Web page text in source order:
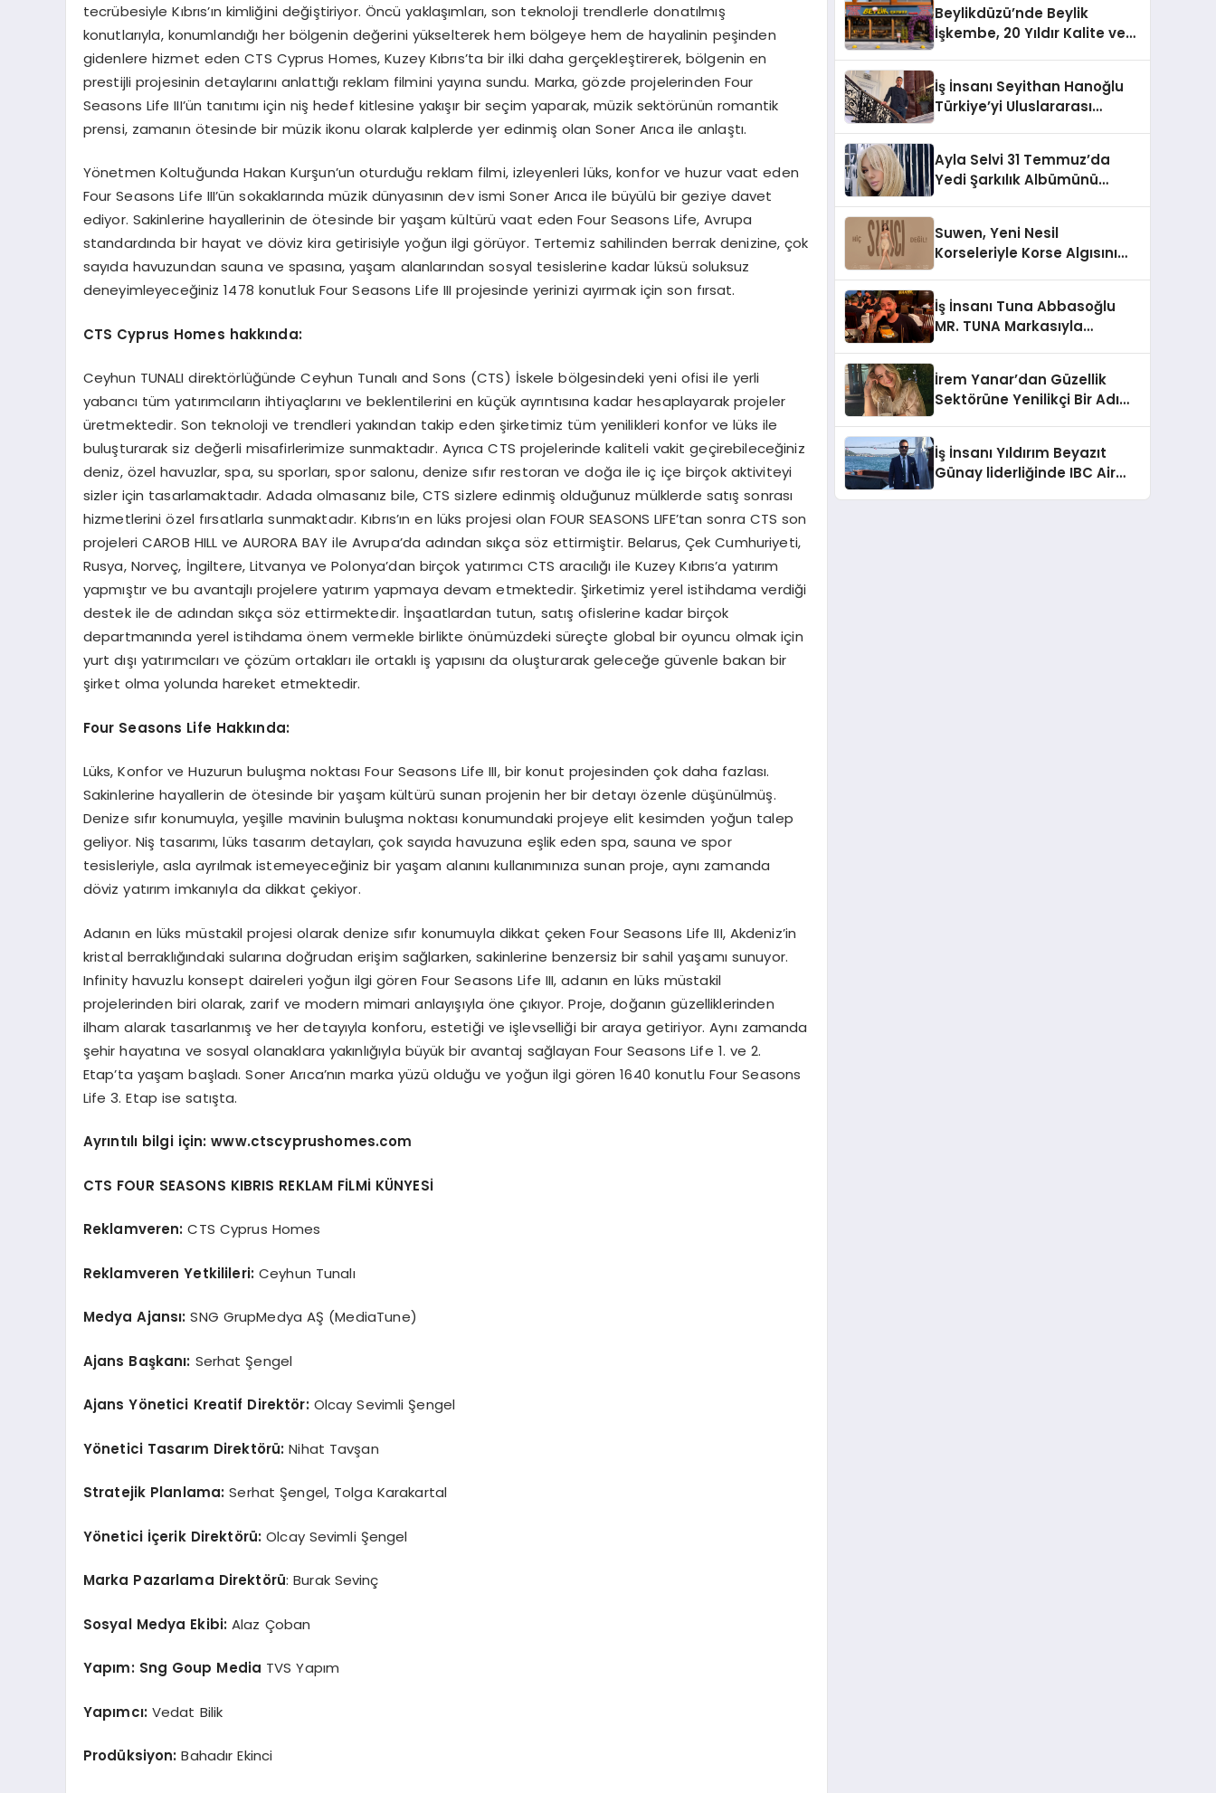
tecrübesiyle Kıbrıs’ın kimliğini değiştiriyor. Öncü yaklaşımları, son teknoloji trendlerle donatılmış
konutlarıyla, konumlandığı her bölgenin değerini yükselterek hem bölgeye hem de hayalinin peşinden
gidenlere hizmet eden CTS Cyprus Homes, Kuzey Kıbrıs’ta bir ilki daha gerçekleştirerek, bölgenin en
prestijli projesinin detaylarını anlattığı reklam filmini yayına sundu. Marka, gözde projelerinden Four
Seasons Life III’ün tanıtımı için niş hedef kitlesine yakışır bir seçim yaparak, müzik sektörünün romantik
prensi, zamanın ötesinde bir müzik ikonu olarak kalplerde yer edinmiş olan Soner Arıca ile anlaştı.
Yönetmen Koltuğunda Hakan Kurşun’un oturduğu reklam filmi, izleyenleri lüks, konfor ve huzur vaat eden
Four Seasons Life III’ün sokaklarında müzik dünyasının dev ismi Soner Arıca ile büyülü bir geziye davet
ediyor. Sakinlerine hayallerinin de ötesinde bir yaşam kültürü vaat eden Four Seasons Life, Avrupa
standardında bir hayat ve döviz kira getirisiyle yoğun ilgi görüyor. Tertemiz sahilinden berrak denizine, çok
sayıda havuzundan sauna ve spasına, yaşam alanlarından sosyal tesislerine kadar lüksü soluksuz
deneyimleyeceğiniz 1478 konutluk Four Seasons Life III projesinde yerinizi ayırmak için son fırsat.
CTS Cyprus Homes hakkında:
Ceyhun TUNALI direktörlüğünde Ceyhun Tunalı and Sons (CTS) İskele bölgesindeki yeni ofisi ile yerli
yabancı tüm yatırımcıların ihtiyaçlarını ve beklentilerini en küçük ayrıntısına kadar hesaplayarak projeler
üretmektedir. Son teknoloji ve trendleri yakından takip eden şirketimiz tüm yenilikleri konfor ve lüks ile
buluşturarak siz değerli misafirlerimize sunmaktadır. Ayrıca CTS projelerinde kaliteli vakit geçirebileceğiniz
deniz, özel havuzlar, spa, su sporları, spor salonu, denize sıfır restoran ve doğa ile iç içe birçok aktiviteyi
sizler için tasarlamaktadır. Adada olmasanız bile, CTS sizlere edinmiş olduğunuz mülklerde satış sonrası
hizmetlerini özel fırsatlarla sunmaktadır. Kıbrıs’ın en lüks projesi olan FOUR SEASONS LIFE’tan sonra CTS son
projeleri CAROB HILL ve AURORA BAY ile Avrupa’da adından sıkça söz ettirmiştir. Belarus, Çek Cumhuriyeti,
Rusya, Norveç, İngiltere, Litvanya ve Polonya’dan birçok yatırımcı CTS aracılığı ile Kuzey Kıbrıs’a yatırım
yapmıştır ve bu avantajlı projelere yatırım yapmaya devam etmektedir. Şirketimiz yerel istihdama verdiği
destek ile de adından sıkça söz ettirmektedir. İnşaatlardan tutun, satış ofislerine kadar birçok
departmanında yerel istihdama önem vermekle birlikte önümüzdeki süreçte global bir oyuncu olmak için
yurt dışı yatırımcıları ve çözüm ortakları ile ortaklı iş yapısını da oluşturarak geleceğe güvenle bakan bir
şirket olma yolunda hareket etmektedir.
Four Seasons Life Hakkında:
Lüks, Konfor ve Huzurun buluşma noktası Four Seasons Life III, bir konut projesinden çok daha fazlası.
Sakinlerine hayallerin de ötesinde bir yaşam kültürü sunan projenin her bir detayı özenle düşünülmüş.
Denize sıfır konumuyla, yeşille mavinin buluşma noktası konumundaki projeye elit kesimden yoğun talep
geliyor. Niş tasarımı, lüks tasarım detayları, çok sayıda havuzuna eşlik eden spa, sauna ve spor
tesisleriyle, asla ayrılmak istemeyeceğiniz bir yaşam alanını kullanımınıza sunan proje, aynı zamanda
döviz yatırım imkanıyla da dikkat çekiyor.
Adanın en lüks müstakil projesi olarak denize sıfır konumuyla dikkat çeken Four Seasons Life III, Akdeniz’in
kristal berraklığındaki sularına doğrudan erişim sağlarken, sakinlerine benzersiz bir sahil yaşamı sunuyor.
Infinity havuzlu konsept daireleri yoğun ilgi gören Four Seasons Life III, adanın en lüks müstakil
projelerinden biri olarak, zarif ve modern mimari anlayışıyla öne çıkıyor. Proje, doğanın güzelliklerinden
ilham alarak tasarlanmış ve her detayıyla konforu, estetiği ve işlevselliği bir araya getiriyor. Aynı zamanda
şehir hayatına ve sosyal olanaklara yakınlığıyla büyük bir avantaj sağlayan Four Seasons Life 1. ve 2.
Etap’ta yaşam başladı. Soner Arıca’nın marka yüzü olduğu ve yoğun ilgi gören 1640 konutlu Four Seasons
Life 3. Etap ise satışta.
Ayrıntılı bilgi için: www.ctscyprushomes.com
CTS FOUR SEASONS KIBRIS REKLAM FİLMİ KÜNYESİ
Reklamveren: CTS Cyprus Homes
Reklamveren Yetkilileri: Ceyhun Tunalı
Medya Ajansı: SNG GrupMedya AŞ (MediaTune)
Ajans Başkanı: Serhat Şengel
Ajans Yönetici Kreatif Direktör: Olcay Sevimli Şengel
Yönetici Tasarım Direktörü: Nihat Tavşan
Stratejik Planlama:Serhat Şengel, Tolga Karakartal
Yönetici İçerik Direktörü:Olcay Sevimli Şengel
Marka Pazarlama Direktörü: Burak Sevinç
Sosyal Medya Ekibi: Alaz Çoban
Yapım: Sng Goup Media TVS Yapım
Yapımcı: Vedat Bilik
Prodüksiyon: Bahadır Ekinci
Holding Industrial City”
Projesini Hayata Geçirecek
Beylikdüzü’nde Beylik
İşkembe, 20 Yıldır Kalite ve
İş İnsanı Seyithan Hanoğlu
Türkiye’yi Uluslararası
Ayla Selvi 31 Temmuz’da
Yedi Şarkılık Albümünü
Suwen, Yeni Nesil
Korseleriyle Korse Algısını
İş İnsanı Tuna Abbasoğlu
MR. TUNA Markasıyla
İrem Yanar’dan Güzellik
Sektörüne Yenilikçi Bir Adım:
İş İnsanı Yıldırım Beyazıt
Günay liderliğinde IBC Air